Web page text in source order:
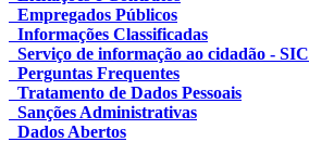
Empregados Públicos
Informações Classificadas
Serviço de informação ao cidadão - SIC
Perguntas Frequentes
Tratamento de Dados Pessoais
Sanções Administrativas
Dados Abertos